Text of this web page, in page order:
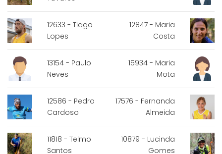
12633 - Tiago
Lopes
13154 - Paulo
Neves
12586 - Pedro
Cardoso
11818 - Telmo
Santos
12847 - Maria
Costa
15934 - Maria
Mota
17576 - Fernanda
Almeida
10879 - Lucinda
Gomes